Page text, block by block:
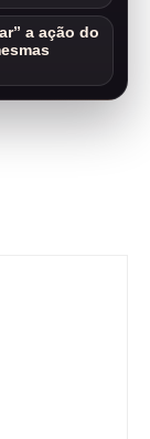
a ação do